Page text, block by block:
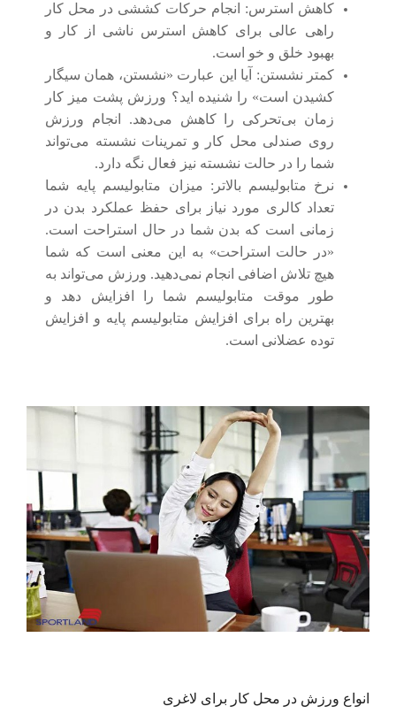
کاهش استرس: انجام حرکات کششی در محل کار
راهی عالی برای کاهش استرس ناشی از کار و
بهبود خلق و خو است.
کمتر نشستن:
آیا این عبارت «نشستن، همان سیگار
کشیدن است» را شنیده اید؟ ورزش پشت میز کار
زمان بی‌تحرکی را کاهش می‌دهد. انجام ورزش
روی صندلی محل کار و تمرینات نشسته می‌تواند
شما را در حالت نشسته نیز فعال نگه دارد.
نرخ متابولیسم بالاتر: میزان متابولیسم پایه شما
تعداد کالری مورد نیاز برای حفظ عملکرد بدن در
زمانی است که بدن شما در حال استراحت است.
«در حالت استراحت» به این معنی است که شما
هیچ تلاش اضافی انجام نمی‌دهید. ورزش می‌تواند به
طور موقت متابولیسم شما را افزایش دهد و
بهترین راه برای افزایش متابولیسم پایه و افزایش
توده عضلانی است.
انواع ورزش در محل کار برای لاغری